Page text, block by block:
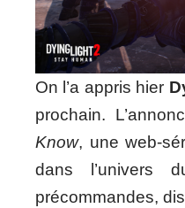
On l’a appris hier
prochain.
Know, une web-
dans l’univers
précommandes,